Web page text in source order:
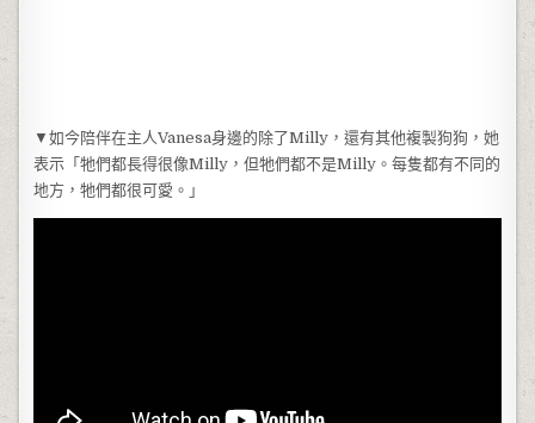
▼如今陪伴在主人Vanesa身邊的除了Milly，還有其他複製狗狗，她
表示「牠們都長得很像Milly，但牠們都不是Milly。每隻都有不同的
地方，牠們都很可愛。」